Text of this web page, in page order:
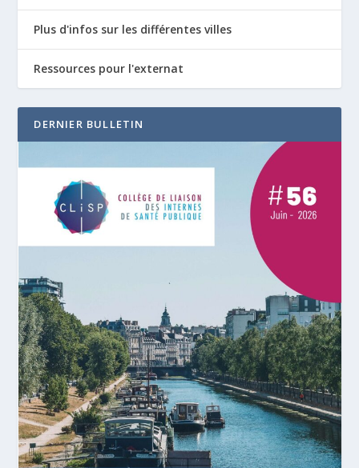
Plus d'infos sur les différentes villes
Ressources pour l'externat
DERNIER BULLETIN